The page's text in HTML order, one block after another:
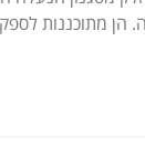
הן מתוכננות